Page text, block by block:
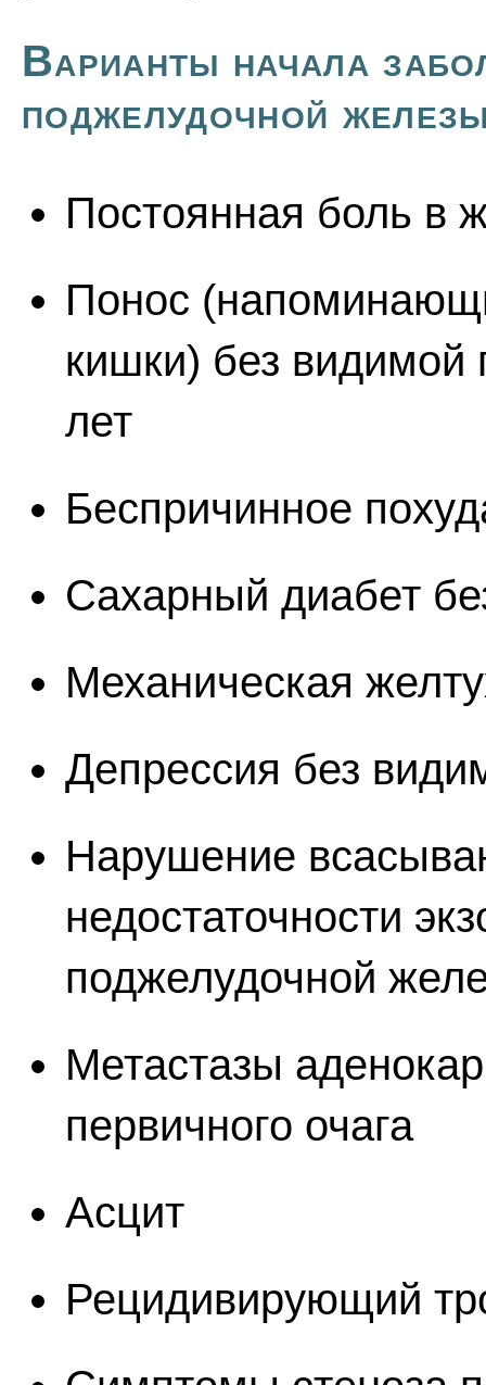
Варианты начала
поджелудочной
Постоянная боль в
Понос
кишки) без видимой
лет
Беспричинное
Сахарный диабет
Механическая
Депрессия без
Нарушение
недостаточности
поджелудочной
Метастазы
первичного очага
Асцит
Рецидивирующий